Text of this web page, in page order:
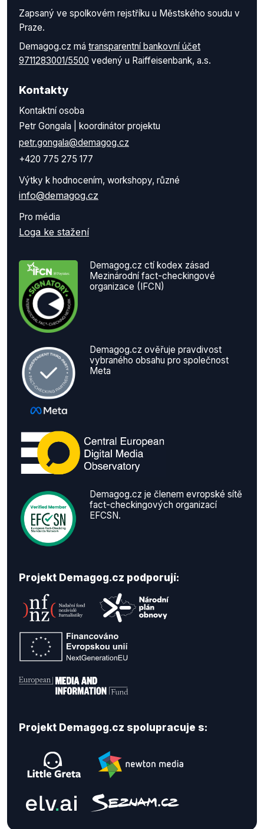
Zapsaný ve spolkovém rejstříku u Městského soudu v
Praze.
Demagog.cz má transparentní bankovní účet
9711283001/5500 vedený u Raiffeisenbank, a.s.
Kontakty
Kontaktní osoba
Petr Gongala | koordinátor projektu
petr.gongala@demagog.cz
+420 775 275 177
Výtky k hodnocením, workshopy, různé
info@demagog.cz
Pro média
Loga ke stažení
Demagog.cz ctí kodex zásad
Mezinárodní fact-checkingové
organizace (IFCN)
Demagog.cz ověřuje pravdivost
vybraného obsahu pro společnost
Meta
Demagog.cz je členem evropské sítě
fact-checkingových organizací
EFCSN.
Projekt Demagog.cz podporují:
Projekt Demagog.cz spolupracuje s: